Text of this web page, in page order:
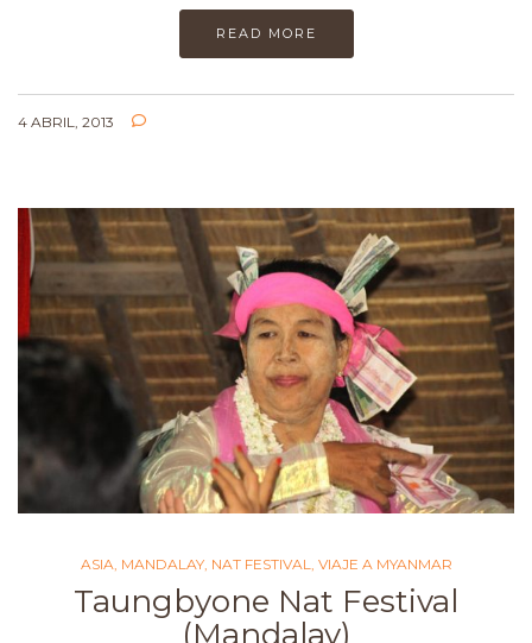
READ MORE
4 ABRIL, 2013
ASIA MANDALAY, NAT FESTIVAL VIAJE A MYANMAR
Taungbyone Nat Festival
(Mandalay)